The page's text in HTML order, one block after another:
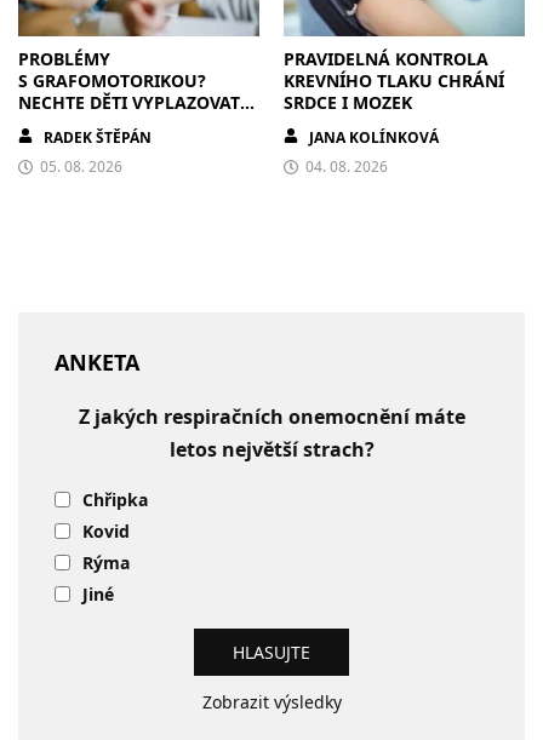
PROBLÉMY
S GRAFOMOTORIKOU?
NECHTE DĚTI VYPLAZOVAT
JAZYK A MALOVAT PO
ZDECHRADEK ŠTĚPÁN
05. 08. 2026
PRAVIDELNÁ KONTROLA
KREVNÍHO TLAKU CHRÁNÍ
SRDCE I MOZEK
JANA KOLÍNKOVÁ
04. 08. 2026
ANKETA
Z jakých respiračních onemocnění máte
letos největší strach?
Chřipka
Kovid
Rýma
Jiné
Zobrazit výsledky